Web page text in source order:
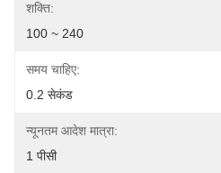
शक्ति:
100 ~ 240
समय चाहिए:
0.2 सेकंड
न्यूनतम आदेश मात्रा:
1 पीसी